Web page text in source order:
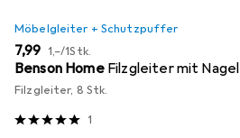
Möbelgleiter + Schutzpuffer
EUR
7,99 EUR
1,–/1Stk.
Benson Home Filzgleiter mit Nagel
Filzgleiter, 8 Stk.
1